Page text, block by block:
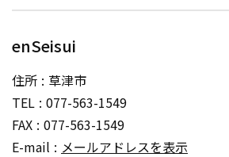
enSeisui
住所
草津市
TEL 077-563-1549
FAX 077-563-1549
E-mail
メールアドレスを表示